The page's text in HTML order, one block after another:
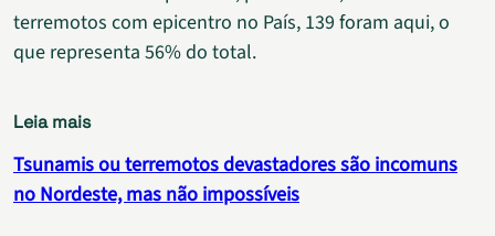
terremotos com epicentro no País, 139 foram aqui, o
que representa 56% do total.
Leia mais
Tsunamis ou terremotos devastadores são incomuns
no Nordeste, mas não impossíveis